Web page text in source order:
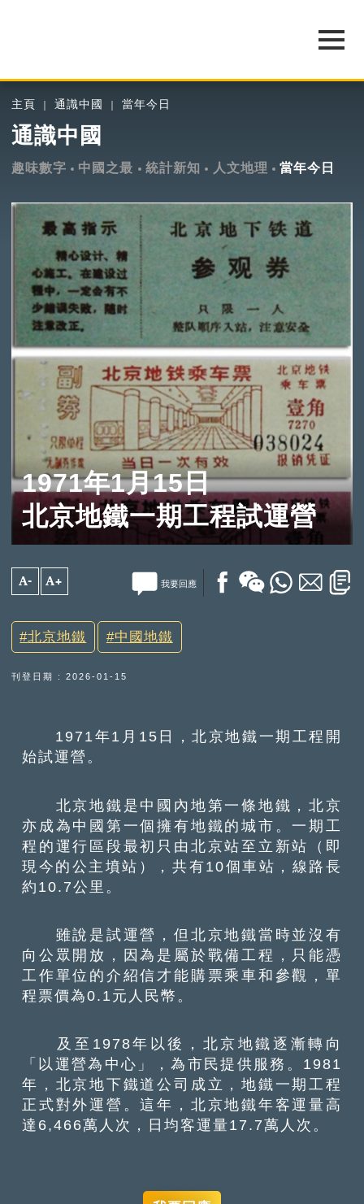
主頁 通識中國 當年今日
通識中國
趣味數字 中國之最 統計新知 人文地理 當年今日
1971年1月15日
北京地鐵一期工程試運營
A- A+ 我要回應
北京地鐵 中國地鐵
刊登日期 : 2026-01-15
1971年1月15日，北京地鐵一期工程開
始試運營。
北京地鐵是中國內地第一條地鐵，北京
亦成為中國第一個擁有地鐵的城市。一期工
程的運行區段最初只由北京站至立新站（即
現今的公主墳站），共有10個車站，線路長
約10.7公里。
雖說是試運營，但北京地鐵當時並沒有
向公眾開放，因為是屬於戰備工程，只能憑
工作單位的介紹信才能購票乘車和參觀，單
程票價為0.1元人民幣。
及至1978年以後，北京地鐵逐漸轉向
「以運營為中心」，為市民提供服務。1981
年，北京地下鐵道公司成立，地鐵一期工程
正式對外運營。這年，北京地鐵年客運量高
達6,466萬人次，日均客運量17.7萬人次。